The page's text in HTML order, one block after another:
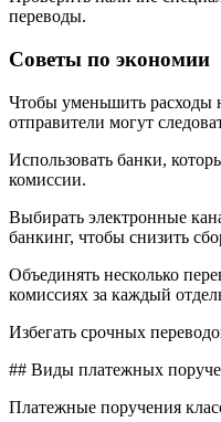
переводы.
Советы по экономии
Чтобы уменьшить расходы
отправители могут
Использовать банки,
комиссии.
Выбирать электронные
банкинг, чтобы снизить
Объединять несколько
комиссиях за каждый
Избегать срочных
## Виды платежных
Платежные поручения